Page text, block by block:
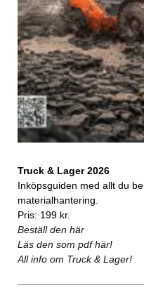
Truck & Lager 2026
Inköpsguiden med allt du
materialhantering.
Pris: 199 kr.
Beställ den här
Läs den som pdf här!
All info om Truck & Lager!